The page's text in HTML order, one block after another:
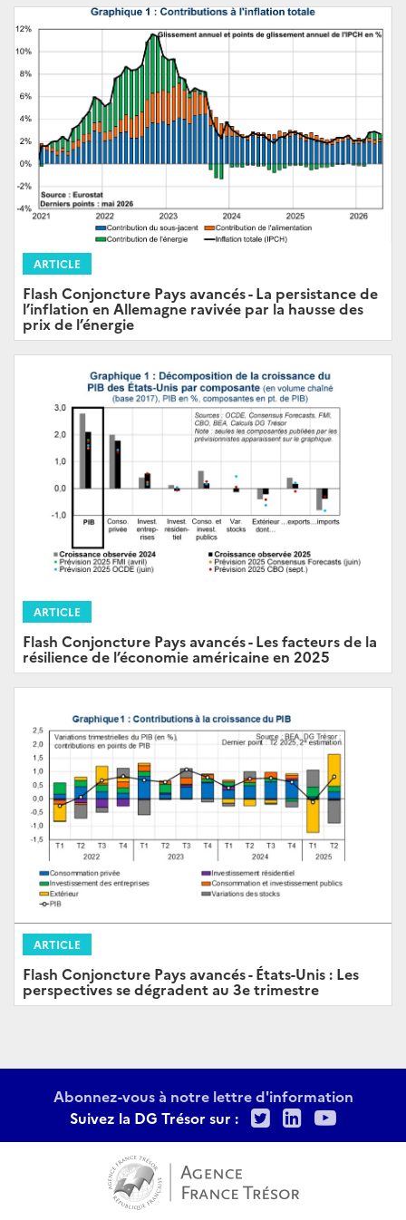
ARTICLE
Flash Conjoncture Pays avancés - La persistance de
l’inflation en Allemagne ravivée par la hausse des
prix de l’énergie
ARTICLE
Flash Conjoncture Pays avancés - Les facteurs de la
résilience de l’économie américaine en 2025
ARTICLE
Flash Conjoncture Pays avancés - États-Unis : Les
perspectives se dégradent au 3e trimestre
Abonnez-vous à notre lettre d'information
Suivez la DG Trésor sur :
TwitterLinkedIn